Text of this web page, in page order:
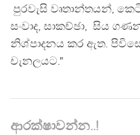
පුරවැසි වෘතාන්තයන්,
සංවාද, සාකච්ඡා, සිය
නිශ්පාදනය කර ඇත.
චැනලයට."
ආරක්ෂාවන්න..!